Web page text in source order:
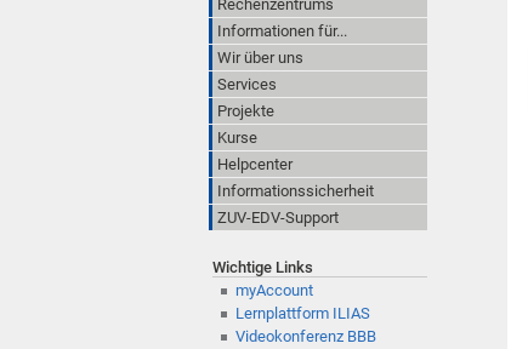
Rechenzentrums
Informationen für...
Wir über uns
Services
Projekte
Kurse
Helpcenter
Informationssicherheit
ZUV-EDV-Support
Wichtige Links
myAccount
Lernplattform ILIAS
Videokonferenz BBB